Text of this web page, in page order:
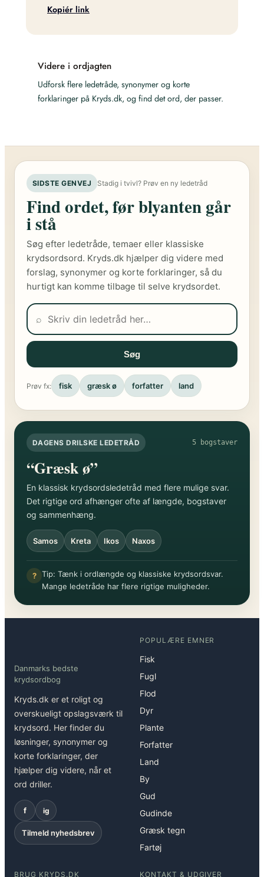
Kopiér link
Videre i ordjagten
Udforsk flere ledetråde, synonymer og korte
forklaringer på Kryds.dk, og find det ord, der passer.
SIDSTE GENVEJ Stadig i tvivl? Prøv en ny ledetråd
Find ordet, før blyanten går
i stå
Søg efter ledetråde, temaer eller klassiske
krydsordsord. Kryds.dk hjælper dig videre med
forslag, synonymer og korte forklaringer, så du
hurtigt kan komme tilbage til selve krydsordet.
⌕
Søg
Prøv fx: fisk græsk ø forfatter land
DAGENS DRILSKE LEDETRÅD 5 bogstaver
“Græsk ø”
En klassisk krydsordsledetråd med flere mulige svar.
Det rigtige ord afhænger ofte af længde, bogstaver
og sammenhæng.
Samos Kreta Ikos Naxos
? Tip: Tænk i ordlængde og klassiske krydsordsvar.
Mange ledetråde har flere rigtige muligheder.
Danmarks bedste
krydsordbog
Kryds.dk er et roligt og
overskueligt opslagsværk til
krydsord. Her finder du
løsninger, synonymer og
korte forklaringer, der
hjælper dig videre, når et
ord driller.
f ig
Tilmeld nyhedsbrev
POPULÆRE EMNER
Fisk
Fugl
Flod
Dyr
Plante
Forfatter
Land
By
Gud
Gudinde
Græsk tegn
Fartøj
BRUG KRYDS.DK KONTAKT & UDGIVER